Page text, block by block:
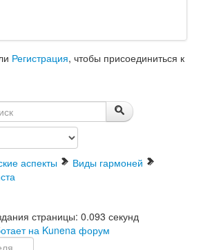
Регистрация, чтобы присоединиться к
аспекты
Виды гармоней
страницы: 0.093 секунд
на Kunena форум